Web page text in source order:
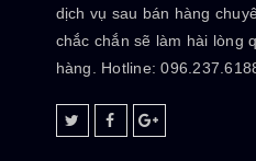
dịch vụ sau bán hàng
chắc chắn sẽ làm hài lòng
hàng. Hotline: